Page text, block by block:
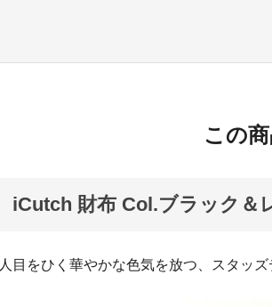
この
iCutch 財布 Col.ブラック＆
人目をひく華やかな色気を放つ、スタッズ